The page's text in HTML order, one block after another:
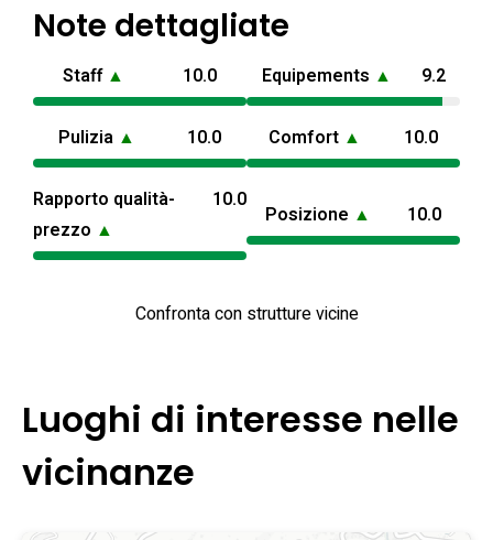
parcheggio privato, caratteristiche utili per organizzare
escursioni giornaliere nella provincia di Napoli; per
informazioni operative il team locale garantisce assistenza
durante l’orario di apertura indicato.
Note dettagliate
Staff ▲ 10.0 Equipements ▲ 9.2
Pulizia ▲ 10.0 Comfort ▲ 10.0
Rapporto qualità-
prezzo ▲
10.0
Posizione ▲ 10.0
Confronta con strutture vicine
Luoghi di interesse nelle
vicinanze